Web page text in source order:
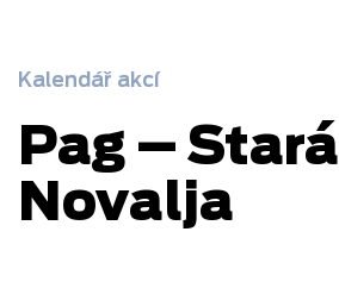
Kalendář akcí
Pag – Stará
Novalja